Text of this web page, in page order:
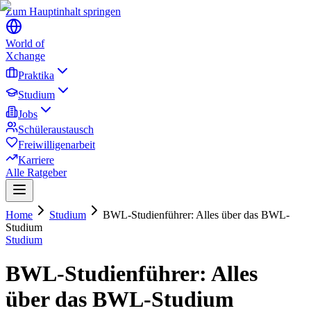
Zum Hauptinhalt springen
World of
Xchange
Praktika
Studium
Jobs
Schüleraustausch
Freiwilligenarbeit
Karriere
Alle Ratgeber
Home Studium
BWL-Studienführer: Alles über das BWL-
Studium
Studium
BWL-Studienführer: Alles
über das BWL-Studium